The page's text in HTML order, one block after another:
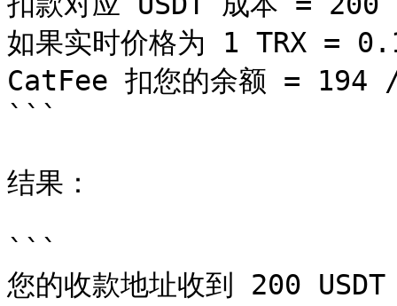
如果实时价格为 1 TRX =
CatFee 扣您的余额 =
```
结果：
```
您的收款地址收到 200 USDT